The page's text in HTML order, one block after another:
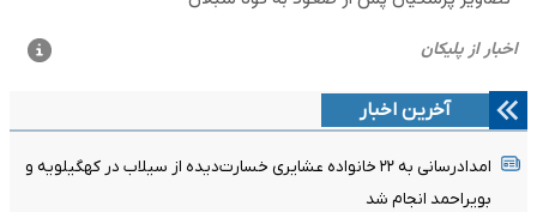
آخرین اخبار
امدادرسانی به ۲۲ خانواده عشایری خسارت‌دیده از سیلاب در کهگیلویه و
بویراحمد انجام شد